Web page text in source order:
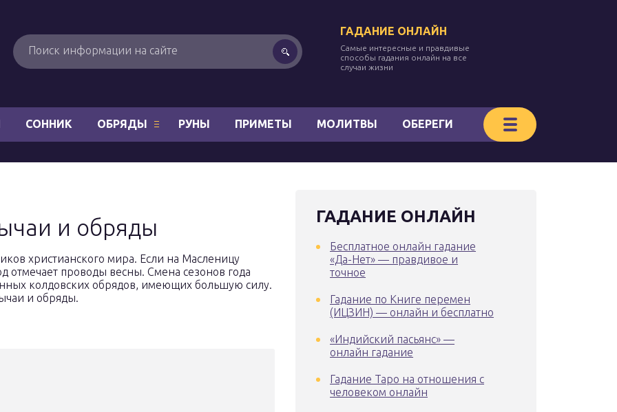
ГАДАНИЕ ОНЛАЙН
Самые интересные и правдивые
способы гадания онлайн на все
случаи жизни
СОННИК ОБРЯДЫ РУНЫ ПРИМЕТЫ МОЛИТВЫ ОБЕРЕГИ
и обряды
христианского мира. Если на Масленицу
отмечает проводы весны. Смена сезонов года
колдовских обрядов, имеющих большую силу.
и обряды.
ГАДАНИЕ ОНЛАЙН
Бесплатное онлайн гадание
«Да-Нет» — правдивое и
точное
Гадание по Книге перемен
(ИЦЗИН) — онлайн и бесплатно
«Индийский пасьянс» —
онлайн гадание
Гадание Таро на отношения с
человеком онлайн